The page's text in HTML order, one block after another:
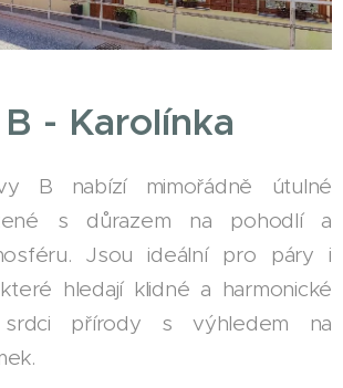
- Karolínka
B nabízí mimořádně útulné
s důrazem na pohodlí a
Jsou ideální pro páry i
hledají klidné a harmonické
přírody s výhledem na